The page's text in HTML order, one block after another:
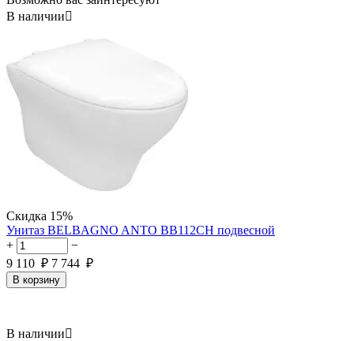
В наличии
Скидка 15%
Унитаз BELBAGNO ANTO BB112CH подвесной
+
−
9 110 ₽ 7 744 ₽
В корзину
В наличии